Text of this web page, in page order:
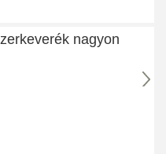
nagyon